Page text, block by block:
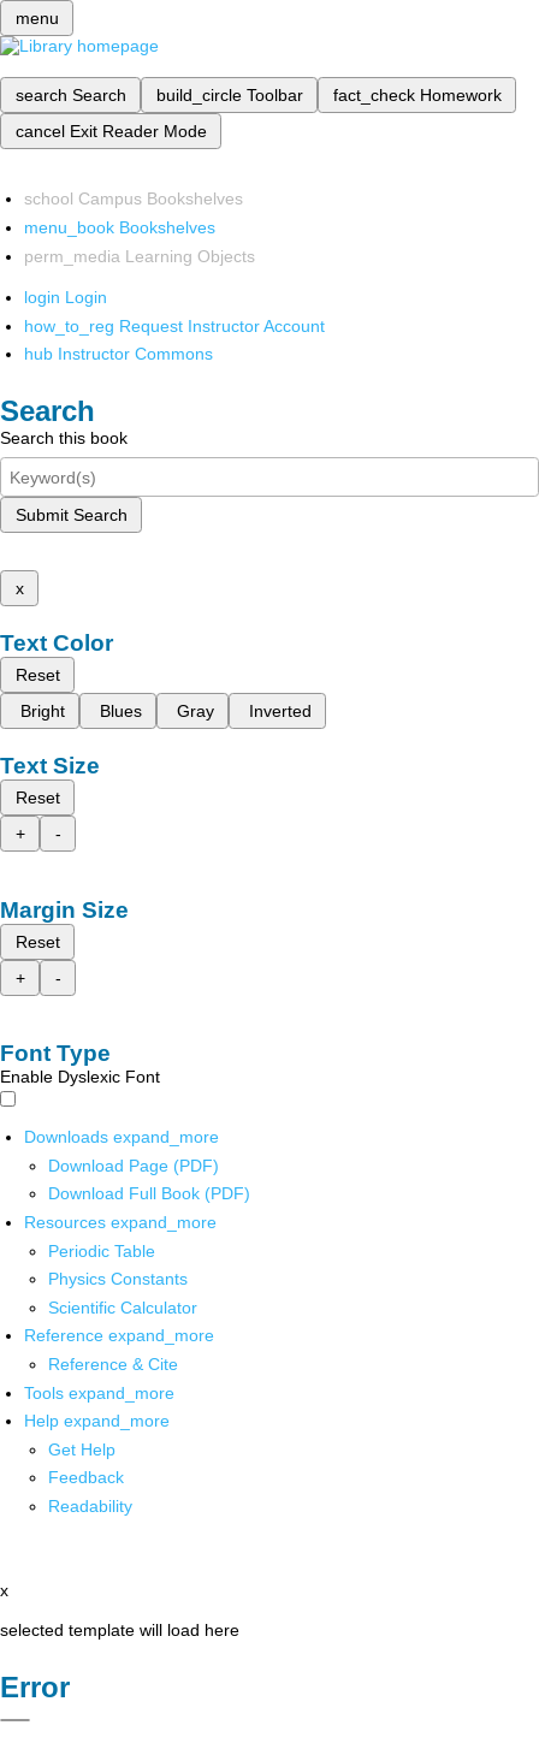
menu
search Search build_circle Toolbar fact_check Homework
cancel Exit Reader Mode
school Campus Bookshelves
menu_book Bookshelves
perm_media Learning Objects
login Login
how_to_reg Request Instructor Account
hub Instructor Commons
Search
Search this book
Submit Search
x
Text Color
Reset
Bright
Blues Gray Inverted
Text Size
Reset
+
-
Margin Size
Reset
+
-
Font Type
Enable Dyslexic Font
Downloads expand_more
Download Page (PDF)
Download Full Book (PDF)
Resources expand_more
Periodic Table
Physics Constants
Scientific Calculator
Reference expand_more
Reference & Cite
Tools expand_more
Help expand_more
Get Help
Feedback
Readability
x
selected template will load here
Error